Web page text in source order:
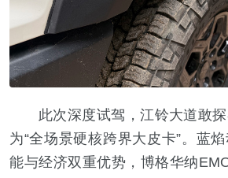
此次深度试驾，江铃大道敢探
为“全场景硬核跨界大皮卡”。蓝
能与经济双重优势，博格华纳